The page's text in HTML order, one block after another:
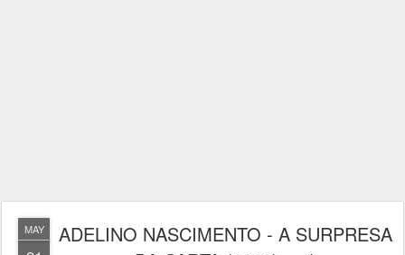
MAY
ADELINO NASCIMENTO - A SURPRESA